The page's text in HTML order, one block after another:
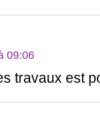
09:06
travaux est